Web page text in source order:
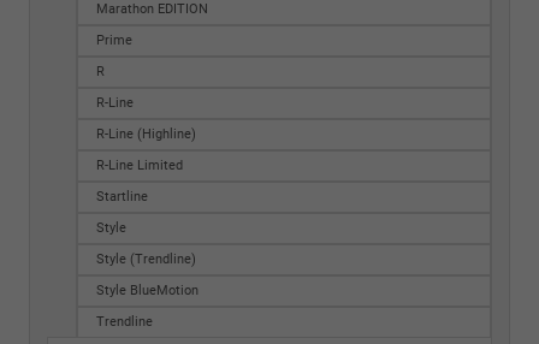
Marathon EDITION
Prime
R
R-Line
R-Line (Highline)
R-Line Limited
Startline
Style
Style (Trendline)
Style BlueMotion
Trendline